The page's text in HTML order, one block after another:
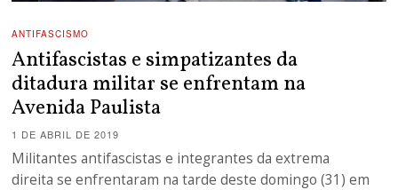
ANTIFASCISMO
Antifascistas e simpatizantes da
ditadura militar se enfrentam na
Avenida Paulista
1 DE ABRIL DE 2019
Militantes antifascistas e integrantes da extrema
direita se enfrentaram na tarde deste domingo (31) em